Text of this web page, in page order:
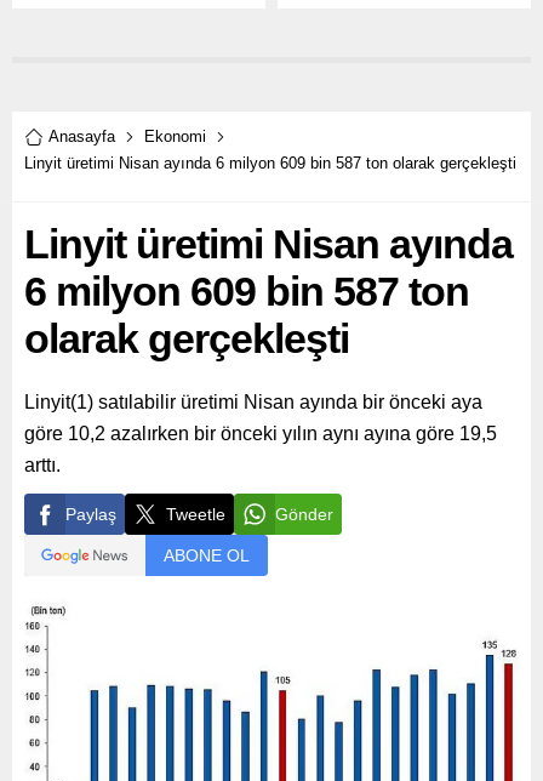
Anasayfa
Ekonomi
Linyit üretimi Nisan ayında 6 milyon 609 bin 587 ton olarak gerçekleşti
Linyit üretimi Nisan ayında
6 milyon 609 bin 587 ton
olarak gerçekleşti
Linyit(1) satılabilir üretimi Nisan ayında bir önceki aya
göre 10,2 azalırken bir önceki yılın aynı ayına göre 19,5
arttı.
Paylaş Tweetle Gönder
ABONE OL